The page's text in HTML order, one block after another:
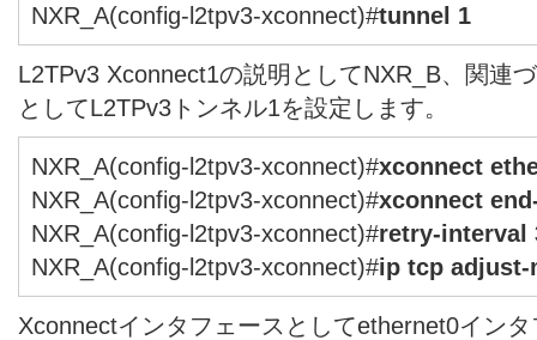
NXR_A(config-l2tpv3-xconnect)#tunnel 1
L2TPv3 Xconnect1の説明としてNXR_B、関連
としてL2TPv3トンネル1を設定します。
NXR_A(config-l2tpv3-xconnect)#xconnect
NXR_A(config-l2tpv3-xconnect)#xconnect
NXR_A(config-l2tpv3-xconnect)#retry-interval
NXR_A(config-l2tpv3-xconnect)#ip tcp adjust-
Xconnectインタフェースとしてethernet0イン